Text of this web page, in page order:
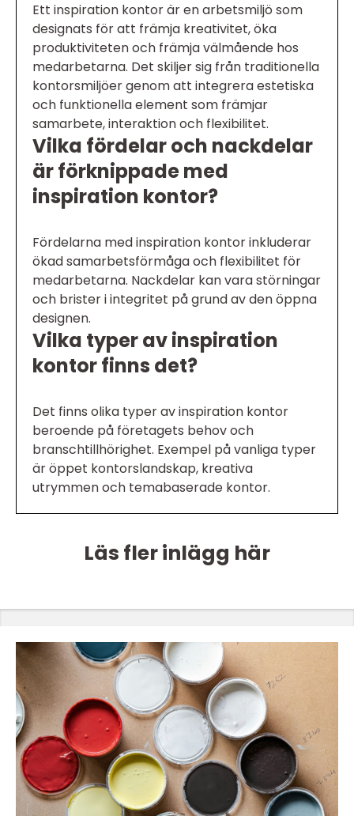
Ett inspiration kontor är en arbetsmiljö som
designats för att främja kreativitet, öka
produktiviteten och främja välmående hos
medarbetarna. Det skiljer sig från traditionella
kontorsmiljöer genom att integrera estetiska
och funktionella element som främjar
samarbete, interaktion och flexibilitet.
Vilka fördelar och nackdelar
är förknippade med
inspiration kontor?
Fördelarna med inspiration kontor inkluderar
ökad samarbetsförmåga och flexibilitet för
medarbetarna. Nackdelar kan vara störningar
och brister i integritet på grund av den öppna
designen.
Vilka typer av inspiration
kontor finns det?
Det finns olika typer av inspiration kontor
beroende på företagets behov och
branschtillhörighet. Exempel på vanliga typer
är öppet kontorslandskap, kreativa
utrymmen och temabaserade kontor.
Läs fler inlägg här